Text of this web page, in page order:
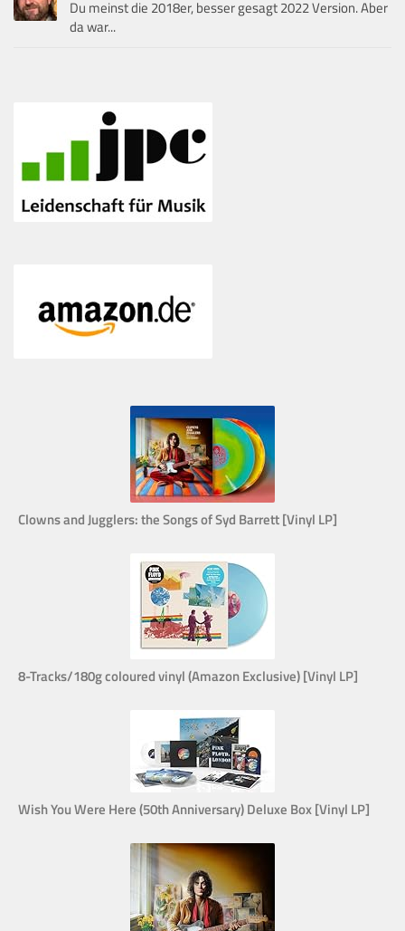
Du meinst die 2018er, besser gesagt 2022 Version. Aber
da war...
Clowns and Jugglers: the Songs of Syd Barrett [Vinyl LP]
8-Tracks/180g coloured vinyl (Amazon Exclusive) [Vinyl LP]
Wish You Were Here (50th Anniversary) Deluxe Box [Vinyl LP]